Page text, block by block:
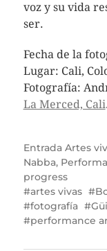
voz y su vida
ser.
Fecha de la
Lugar: Cali,
Fotografía:
La Merced, Cali
Entrada Artes
Nabba,
progress
artes vivas
fotografía
performance